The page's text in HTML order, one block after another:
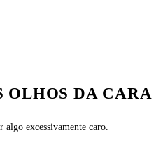
OLHOS DA CARA
algo excessivamente caro.